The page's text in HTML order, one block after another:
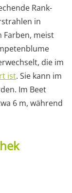
Rank-
in
Farben, meist
die im
ist. Sie kann im
Im Beet
6 m, während